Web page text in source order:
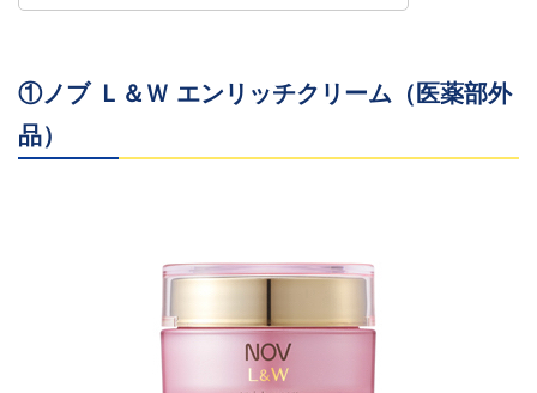
①ノブ Ｌ＆Ｗ エンリッチクリーム（医薬部外
品）